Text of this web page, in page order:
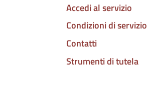
Accedi al servizio
Condizioni di servizio
Contatti
Strumenti di tutela